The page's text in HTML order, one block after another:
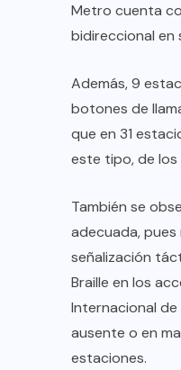
Metro cuenta
bidireccional en
Además, 9
botones de
que en 31
este tipo, de los
También se
adecuada,
señalización
Braille en los
Internacional
ausente o en
estaciones.